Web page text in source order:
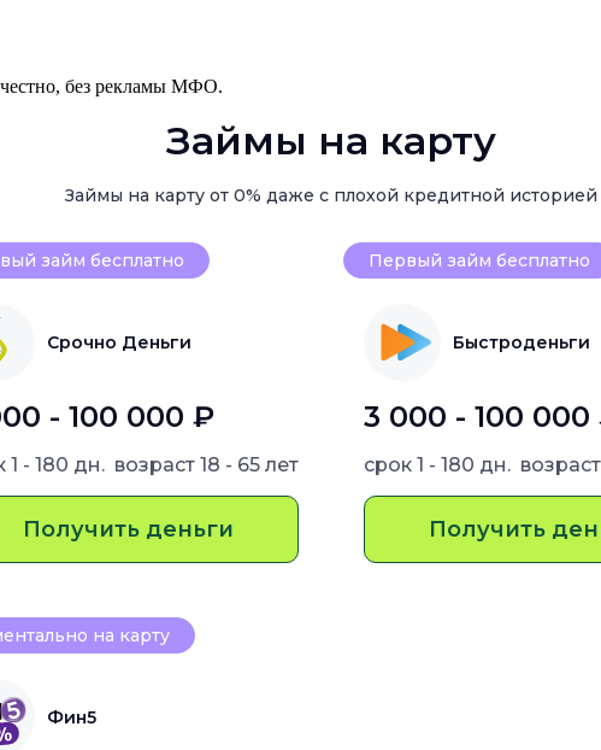
без рекламы МФО.
Займы на карту
Займы на карту от 0% даже с плохой кредитной историей
займ бесплатно
Срочно Деньги
- 100 000 ₽
1 - 180 дн. возраст 18 - 65 лет
Получить деньги
Первый займ бесплатно
Быстроденьги
3 000 - 100 000
срок 1 - 180 дн. возраст
Получить
на карту
Фин5